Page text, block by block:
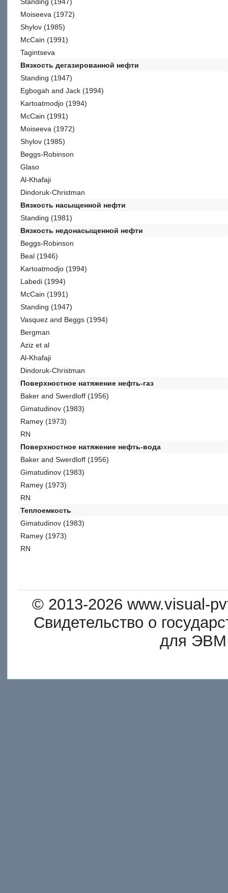
Standing (1947)
Moiseeva (1972)
Shylov (1985)
McCain (1991)
Tagintseva
Вязкость дегазированной нефти
Standing (1947)
Egbogah and Jack (1994)
Kartoatmodjo (1994)
McCain (1991)
Moiseeva (1972)
Shylov (1985)
Beggs-Robinson
Glaso
Al-Khafaji
Dindoruk-Christman
Вязкость насыщенной нефти
Standing (1981)
Вязкость недонасыщенной нефти
Beggs-Robinson
Beal (1946)
Kartoatmodjo (1994)
Labedi (1994)
McCain (1991)
Standing (1947)
Vasquez and Beggs (1994)
Bergman
Aziz et al
Al-Khafaji
Dindoruk-Christman
Поверхностное натяжение нефть-газ
Baker and Swerdloff (1956)
Gimatudinov (1983)
Ramey (1973)
RN
Поверхностное натяжение нефть-вода
Baker and Swerdloff (1956)
Gimatudinov (1983)
Ramey (1973)
RN
Теплоемкость
Gimatudinov (1983)
Ramey (1973)
RN
© 2013-2026 www.visual-
Свидетельство о
для ЭВМ